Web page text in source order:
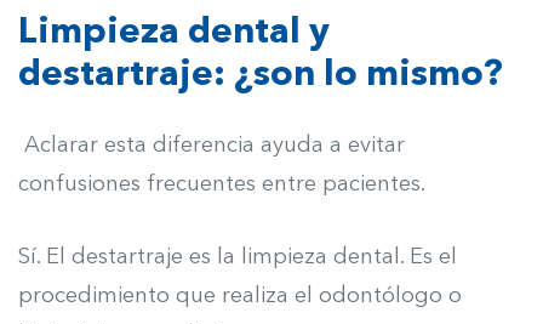
Limpieza dental y
destartraje: ¿son lo mismo?
Aclarar esta diferencia ayuda a evitar
confusiones frecuentes entre pacientes.
Sí. El destartraje es la limpieza dental. Es el
procedimiento que realiza el odontólogo o